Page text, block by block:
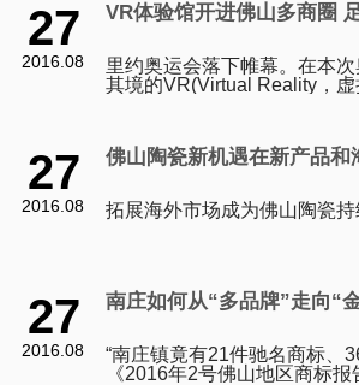
27
2016.08
VR体验馆开进佛山多商圈
里约奥运会落下帷幕。在本
其境的VR(Virtual Reality，
27
2016.08
佛山陶瓷新机遇在新产品和
拓展海外市场成为佛山陶瓷
27
2016.08
南庄如何从“多品牌”走向“
“南庄镇竟有21件驰名商标、
《2016年2号佛山地区商标